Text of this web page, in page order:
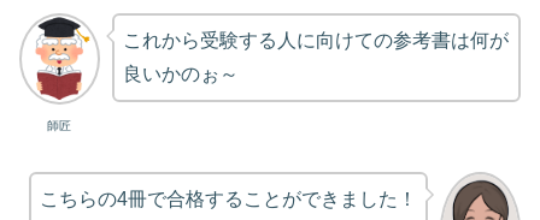
師匠
これから受験する人に向けての参考書は何が
良いかのぉ～
こちらの4冊で合格することができました！